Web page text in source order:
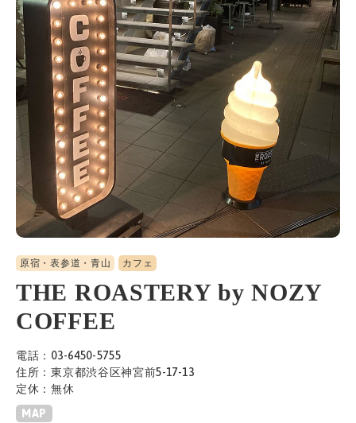
原宿・表参道・青山 カフェ
THE ROASTERY by NOZY
COFFEE
電話：03-6450-5755
住所：東京都渋谷区神宮前5-17-13
定休：無休
MAP